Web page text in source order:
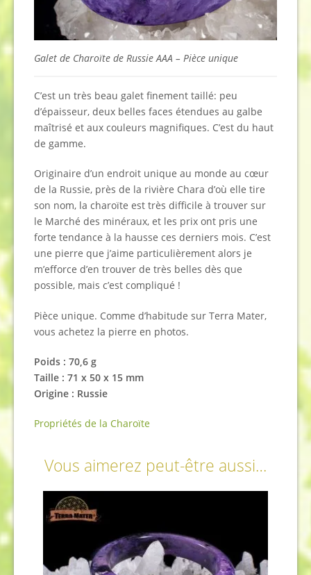
Galet de Charoïte de Russie AAA – Pièce unique
C’est un très beau galet finement taillé: peu
d’épaisseur, deux belles faces étendues au galbe
maîtrisé et aux couleurs magnifiques. C’est du haut
de gamme.
Originaire d’un endroit unique au monde au cœur
de la Russie, près de la rivière Chara d’où elle tire
son nom, la charoïte est très difficile à trouver sur
le Marché des minéraux, et les prix ont pris une
forte tendance à la hausse ces derniers mois. C’est
une pierre que j’aime particulièrement alors je
m’efforce d’en trouver de très belles dès que
possible, mais c’est compliqué !
Pièce unique. Comme d’habitude sur Terra Mater,
vous achetez la pierre en photos.
Poids : 70,6 g
Taille : 71 x 50 x 15 mm
Origine : Russie
Propriétés de la Charoïte
Vous aimerez peut-être aussi…